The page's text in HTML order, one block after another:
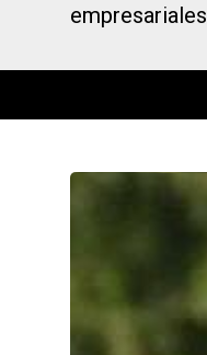
empresariales